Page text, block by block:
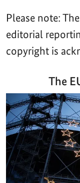
Please note:
editorial
copyright is
The